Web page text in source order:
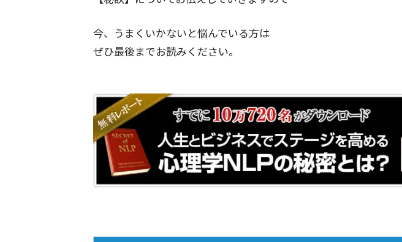
今、うまくいかないと悩んでいる方は
ぜひ最後までお読みください。